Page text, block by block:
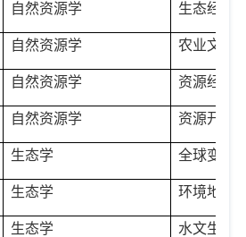
自然资源学 生态经济
自然资源学 农业文化
自然资源学 资源经济
自然资源学 资源开发
生态学 全球变化
生态学 环境地球
生态学 水文生物